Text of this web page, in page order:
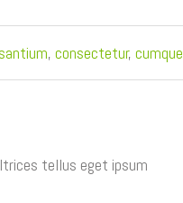
, consectetur, cumque
tellus eget ipsum